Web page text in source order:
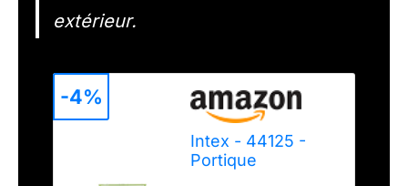
extérieur.
Intex - 44125 -
Portique
-4%